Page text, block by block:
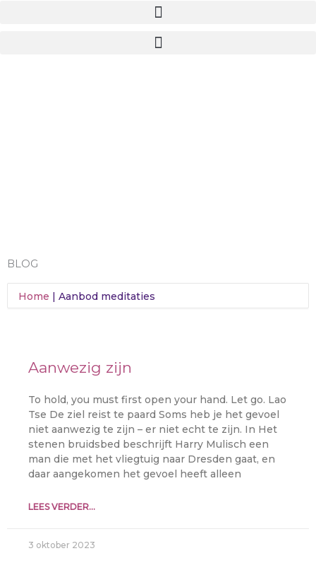
BLOG
Home Aanbod meditaties
Aanwezig zijn
To hold, you must first open your hand. Let go. Lao
Tse De ziel reist te paard Soms heb je het gevoel
niet aanwezig te zijn – er niet echt te zijn. In Het
stenen bruidsbed beschrijft Harry Mulisch een
man die met het vliegtuig naar Dresden gaat, en
daar aangekomen het gevoel heeft alleen
LEES VERDER...
3 oktober 2023